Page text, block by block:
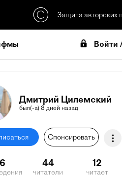
Защита авторских
Войти
Дмитрий Цилемский
был(-а) 8 дней назад
Спонсировать
44
читатели
12
читает